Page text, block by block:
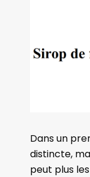
Dans un
distincte,
peut plus